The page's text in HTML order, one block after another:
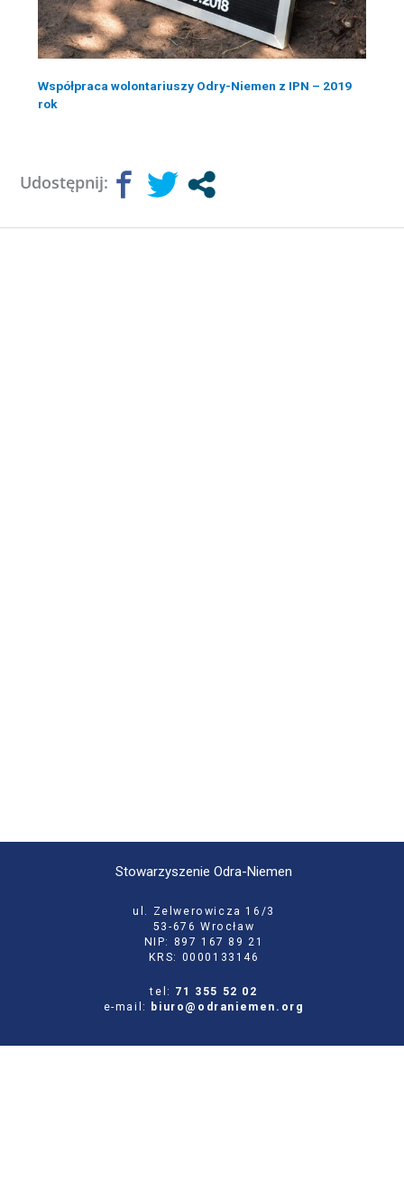
Współpraca wolontariuszy Odry-Niemen z IPN – 2019
rok
Udostępnij:
Stowarzyszenie Odra-Niemen
ul. Zelwerowicza 16/3
53-676 Wrocław
NIP: 897 167 89 21
KRS: 0000133146
tel: 71 355 52 02
e-mail:
biuro@odraniemen.org